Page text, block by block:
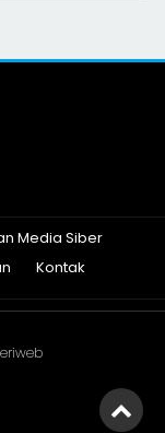
Media Siber
Kontak